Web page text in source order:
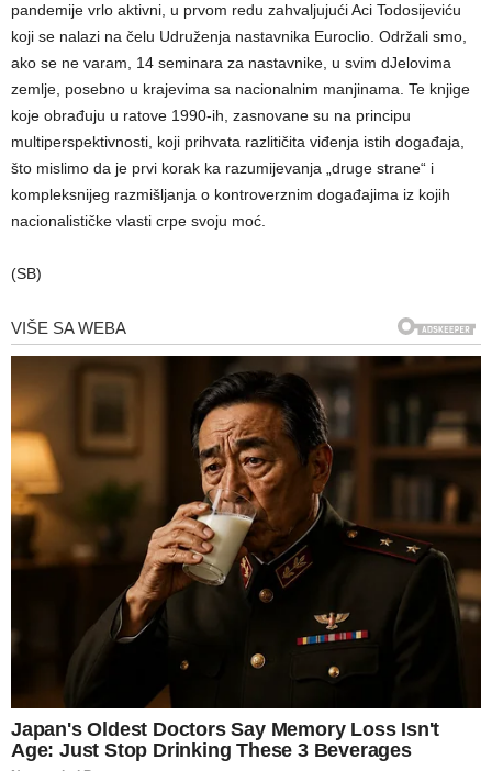
pandemije vrlo aktivni, u prvom redu zahvaljujući Aci Todosijeviću
koji se nalazi na čelu Udruženja nastavnika Euroclio. Održali smo,
ako se ne varam, 14 seminara za nastavnike, u svim dJelovima
zemlje, posebno u krajevima sa nacionalnim manjinama. Te knjige
koje obrađuju u ratove 1990-ih, zasnovane su na principu
multiperspektivnosti, koji prihvata razlitičita viđenja istih događaja,
što mislimo da je prvi korak ka razumijevanja „druge strane“ i
kompleksnijeg razmišljanja o kontroverznim događajima iz kojih
nacionalističke vlasti crpe svoju moć.
(SB)